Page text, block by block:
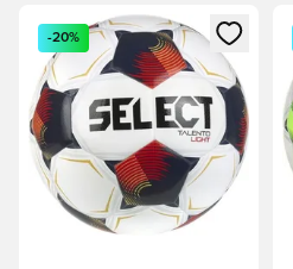
Öppnar en Modal för att logga
-20%